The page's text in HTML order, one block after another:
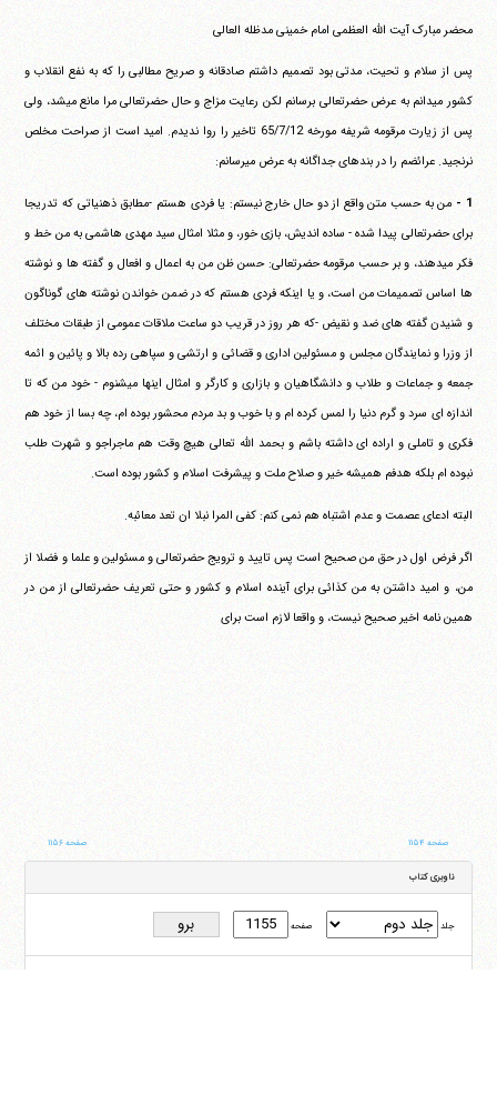
محضر مبارک آیت الله العظمی امام خمینی مدظله العالی
پس از سلام و تحیت، مدتی بود تصمیم داشتم صادقانه و صریح مطالبی را که به نفع انقلاب و
کشور می‎دانم به عرض حضرتعالی برسانم لکن رعایت مزاج و حال حضرتعالی مرا مانع می‎شد، ولی
پس از زیارت مرقومه شریفه مورخه ‏65/7/12 تاخیر را روا ندیدم. امید است از صراحت مخلص
نرنجید. عرائضم را در بندهای جداگانه به عرض می‎رسانم:
1 -
من به حسب متن واقع از دو حال خارج نیستم: یا فردی هستم -مطابق ذهنیاتی که تدریجا
برای حضرتعالی پیدا شده - ساده اندیش، بازی خور، و مثلا امثال سید مهدی هاشمی به من خط و
فکر می‎دهند، و بر حسب مرقومه حضرتعالی: حسن ظن من به اعمال و افعال و گفته ها و نوشته
ها اساس تصمیمات من است، و یا اینکه فردی هستم که در ضمن خواندن نوشته های گوناگون
و شنیدن گفته های ضد و نقیض -که هر روز در قریب دو ساعت ملاقات عمومی از طبقات مختلف
از وزرا و نمایندگان مجلس و مسئولین اداری و قضائی و ارتشی و سپاهی رده بالا و پائین و ائمه
جمعه و جماعات و طلاب و دانشگاهیان و بازاری و کارگر و امثال اینها می‎شنوم - خود من که تا
اندازه ای سرد و گرم دنیا را لمس کرده ام و با خوب و بد مردم محشور بوده ام، چه بسا از خود هم
فکری و تاملی و اراده ای داشته باشم و بحمد الله تعالی هیچ وقت هم ماجراجو و شهرت طلب
نبوده ام بلکه هدفم همیشه خیر و صلاح ملت و پیشرفت اسلام و کشور بوده است.
البته ادعای عصمت و عدم اشتباه هم نمی کنم: کفی المرا نبلا ان تعد معائبه.
اگر فرض اول در حق من صحیح است پس تایید و ترویج حضرتعالی و مسئولین و علما و فضلا از
من، و امید داشتن به من کذائی برای آینده اسلام و کشور و حتی تعریف حضرتعالی از من در
همین نامه اخیر صحیح نیست، و واقعا لازم است برای
صفحه ۱۱۵۴ صفحه ۱۱۵۶
ناوبری کتاب
جلد صفحه